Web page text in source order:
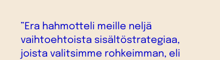
”Era hahmotteli meille neljä
vaihtoehtoista sisältöstrategiaa,
joista valitsimme rohkeimman, eli